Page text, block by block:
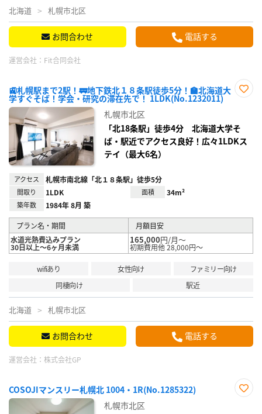
北海道 札幌市北区
お問合わせ 電話する
運営会社： Fit合同会社
🚉札幌駅まで2駅！🚃地下鉄北１８条駅徒歩5分！🏫北海道大
学すぐそば！学会・研究の滞在先で！ 1LDK(No.1232011)
録
札幌市北区
「北18条駅」徒歩4分 北海道大学そ
ば・駅近でアクセス良好！広々1LDKス
テイ（最大6名）
アクセス 札幌市南北線「北１８条駅」徒歩5分
間取り 1LDK 面積 34m²
築年数 1984年 8月 築
プラン名・期間
月額目安
水道光熱費込みプラン
30日以上～6ヶ月未満
165,000円/月～
初期費用他 28,000円～
wifiあり 女性向け
ファミリー向け
同棲向け
駅近
北海道 札幌市北区
お問合わせ 電話する
運営会社： 株式会社GP
COSOJIマンスリー札幌北 1004・1R(No.1285322)
札幌市北区